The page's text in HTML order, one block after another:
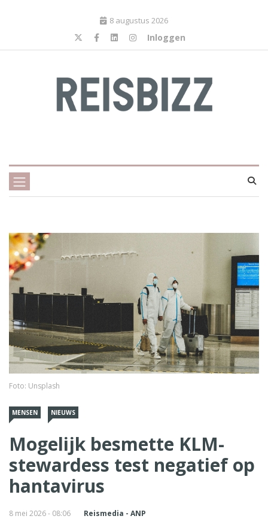
8 augustus 2026
Inloggen
Foto: Unsplash
MENSEN NIEUWS
Mogelijk besmette KLM-
stewardess test negatief op
hantavirus
8 mei 2026 - 08:06 Reismedia - ANP